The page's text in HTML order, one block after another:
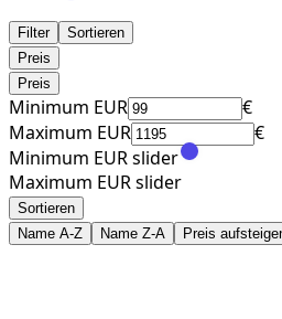
Filter
Sortieren
Preis
Preis
Minimum EUR
€
Maximum EUR
€
Minimum EUR slider
Maximum EUR slider
Sortieren
Name A-Z
Name Z-A Preis